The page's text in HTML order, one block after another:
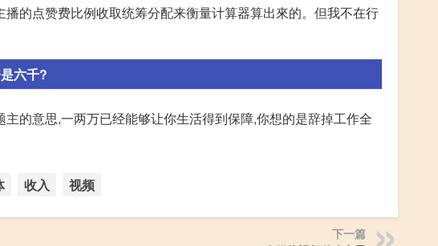
的点赞费比例收取统筹分配来衡量计算器算出來的。但我不在行
六千?
的意思,一两万已经能够让你生活得到保障,你想的是辞掉工作全
收入 视频
下一篇